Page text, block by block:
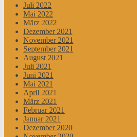
Juli 2022
Mai 2022
März 2022
Dezember 2021
November 2021
September 2021
August 2021
Juli 2021
Juni 2021
Mai 2021
April 2021
März 2021
Februar 2021
Januar 2021
Dezember 2020